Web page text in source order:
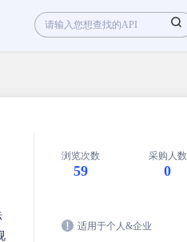
浏览次数
59
采购人数
0
适用于个人&企业